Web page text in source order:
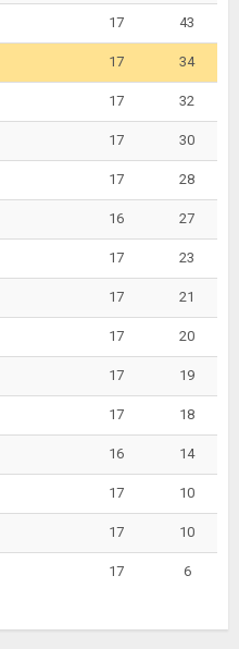
17 43
17 34
17 32
17 30
17 28
16 27
17 23
17 21
17 20
17 19
17 18
16 14
17 10
17 10
17 6